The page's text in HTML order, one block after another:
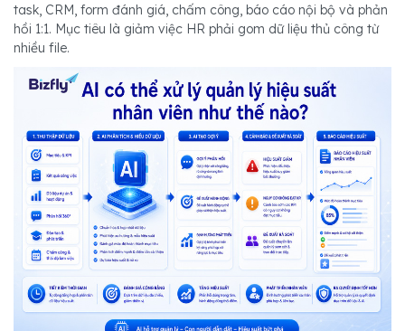
task, CRM, form đánh giá, chấm công, báo cáo nội bộ và phản
hồi 1:1. Mục tiêu là giảm việc HR phải gom dữ liệu thủ công từ
nhiều file.